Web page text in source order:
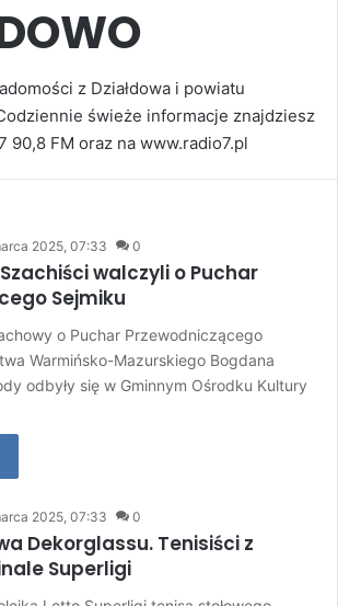
z Działdowa i powiatu
świeże informacje znajdziesz
90,8 FM oraz na www.radio7.pl
2025, 07:33 0
walczyli o Puchar
Sejmiku
o Puchar Przewodniczącego
Warmińsko-Mazurskiego Bogdana
odbyły się w Gminnym Ośrodku Kultury
2025, 07:33 0
Dekorglassu. Tenisiści z
Superligi